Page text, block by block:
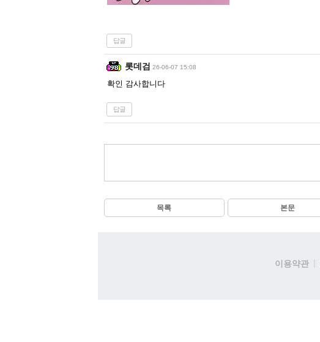
답글
롯데검 26-06-07 15:08
확인 감사합니다
답글
목록 본문
이용약관